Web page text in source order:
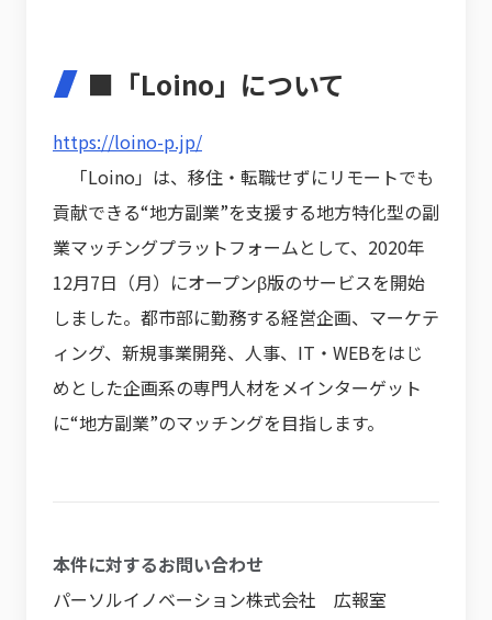
■「Loino」について
https://loino-p.jp/
「Loino」は、移住・転職せずにリモートでも
貢献できる“地方副業”を支援する地方特化型の副
業マッチングプラットフォームとして、2020年
12月7日（月）にオープンβ版のサービスを開始
しました。都市部に勤務する経営企画、マーケテ
ィング、新規事業開発、人事、IT・WEBをはじ
めとした企画系の専門人材をメインターゲット
に“地方副業”のマッチングを目指します。
本件に対するお問い合わせ
パーソルイノベーション株式会社 広報室